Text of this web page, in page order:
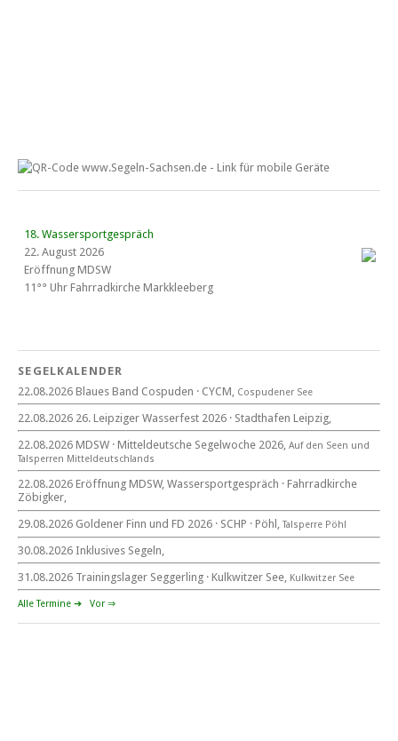
18. Wassersportgespräch
22. August 2026
Eröffnung MDSW
11°° Uhr Fahrrad­kirche Markkleeberg
22. August 2026
beim CYCM
für alle Segler am See
Mitteldeutsche Segelwoche
22. – 30. August 2026 in Sachsen · Thüringen · Sachsen Anhalt
Goldener Finn und FD 2026
29. – 30. August 2026
beim SCHP auf der Talsperre Pöhl
SEGELKALENDER
22.08.2026 Blaues Band Cospuden · CYCM, Cospudener See
22.08.2026 26. Leipziger Wasserfest 2026 · Stadthafen Leipzig,
22.08.2026 MDSW · Mitteldeutsche Segelwoche 2026, Auf den Seen und
Tal­sperren Mittel­deut­sch­lands
22.08.2026 Eröffnung MDSW, Wassersportgespräch · Fahrradkirche
Zöbigker,
29.08.2026 Goldener Finn und FD 2026 · SCHP · Pöhl, Talsperre Pöhl
30.08.2026 Inklusives Segeln,
31.08.2026 Trainingslager Seggerling · Kulkwitzer See, Kulkwitzer See
Alle Termine ➔ Vor ⇒